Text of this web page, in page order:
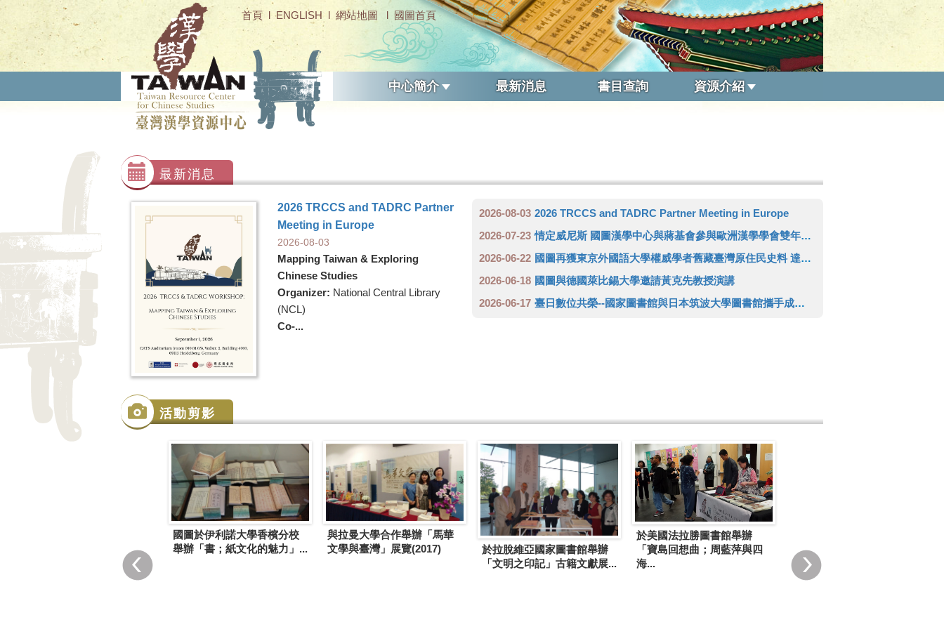
首頁 l ENGLISH l 網站地圖 l 國圖首頁
中心簡介 最新消息 書目查詢 資源介紹
最新消息
2026 TRCCS and TADRC Partner
Meeting in Europe
2026-08-03
Mapping Taiwan & Exploring
Chinese Studies
Organizer: National Central Library
(NCL)
Co-...
2026-08-03 2026 TRCCS and TADRC Partner Meeting in Europe
2026-07-23 情定威尼斯 國圖漢學中心與蔣基會參與歐洲漢學學會雙年會 推廣臺灣人文領域研究成果
2026-06-22 國圖再獲東京外國語大學權威學者舊藏臺灣原住民史料 達成徵集三代傳承日本學者完整拼圖
2026-06-18 國圖與德國萊比錫大學邀請黃克先教授演講
2026-06-17 臺日數位共榮--國家圖書館與日本筑波大學圖書館攜手成立「臺灣學術數位資源中心」(TADRC)
活動剪影
倫敦大學亞非學院臺灣漢學
國圖於伊利諾大學香檳分校
舉辦「書；紙文化的魅力」...
與拉曼大學合作舉辦「馬華
文學與臺灣」展覽(2017)
於拉脫維亞國家圖書館舉辦
「文明之印記」古籍文獻展...
於美國法拉勝圖書館舉辦
「寶島回想曲；周藍萍與四
海...
於華盛頓大學東亞圖書館舉
辦「臺灣音樂之美」展覽